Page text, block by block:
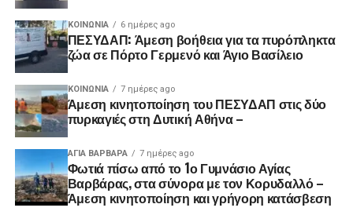
ΚΟΙΝΩΝΊΑ 6 ημέρες ago
ΠΕΣΥΔΑΠ: Άμεση βοήθεια για τα πυρόπληκτα
ζώα σε Πόρτο Γερμενό και Άγιο Βασίλειο
ΚΟΙΝΩΝΊΑ 7 ημέρες ago
Άμεση κινητοποίηση του ΠΕΣΥΔΑΠ στις δύο
πυρκαγιές στη Δυτική Αθήνα –
ΑΓΙΑ ΒΑΡΒΑΡΑ 7 ημέρες ago
Φωτιά πίσω από το 1ο Γυμνάσιο Αγίας
Βαρβάρας, στα σύνορα με τον Κορυδαλλό –
Άμεση κινητοποίηση και γρήγορη κατάσβεση